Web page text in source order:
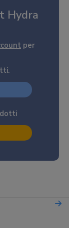
Hydra
per